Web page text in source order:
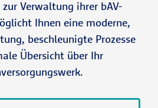
Verwaltung ihrer bAV-
Ihnen eine moderne,
beschleunigte Prozesse
Übersicht über Ihr